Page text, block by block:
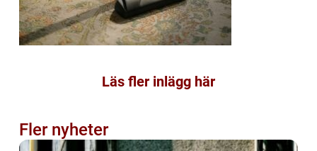
Läs fler inlägg här
Fler nyheter